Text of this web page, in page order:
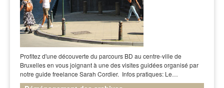
Profitez d'une découverte du parcours BD au centre-ville de
Bruxelles en vous joignant à une des visites guidées organisé par
notre guide freelance Sarah Cordier. Infos pratiques: Le…